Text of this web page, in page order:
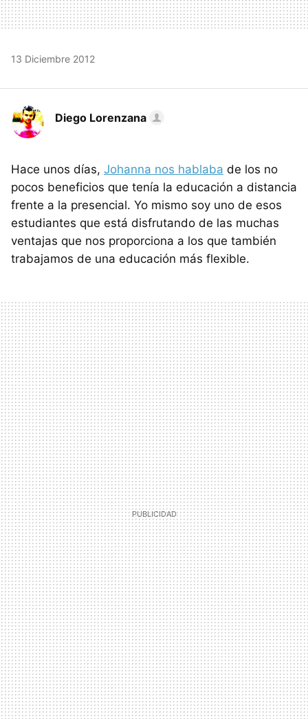
13 Diciembre 2012
Diego Lorenzana
Hace unos días, Johanna nos hablaba de los no
pocos beneficios que tenía la educación a distancia
frente a la presencial. Yo mismo soy uno de esos
estudiantes que está disfrutando de las muchas
ventajas que nos proporciona a los que también
trabajamos de una educación más flexible.